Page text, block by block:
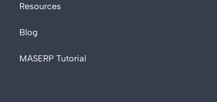
Resources
Blog
MASERP Tutorial